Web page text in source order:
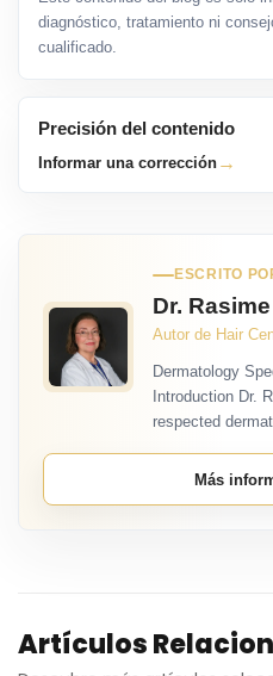
diagnóstico, tratamiento ni
cualificado.
Precisión del contenido
Informar una corrección →
ESCRITO
Dr.
Autor de Hair
Dermatology
Introduction Dr.
respected
Más
Artículos